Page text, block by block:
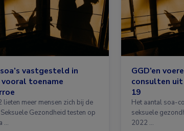
vastgesteld in
vooral toename
lieten meer mensen zich bij de
Gezondheid testen op
…
GGD’en
consulten uit
19
Het aantal soa-
seksuele
2022 …